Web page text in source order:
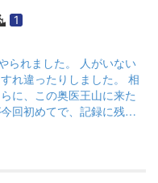
1
た。 人がいない
違ったりしました。 相
に、この奥医王山に来た
回初めてで、記録に残す